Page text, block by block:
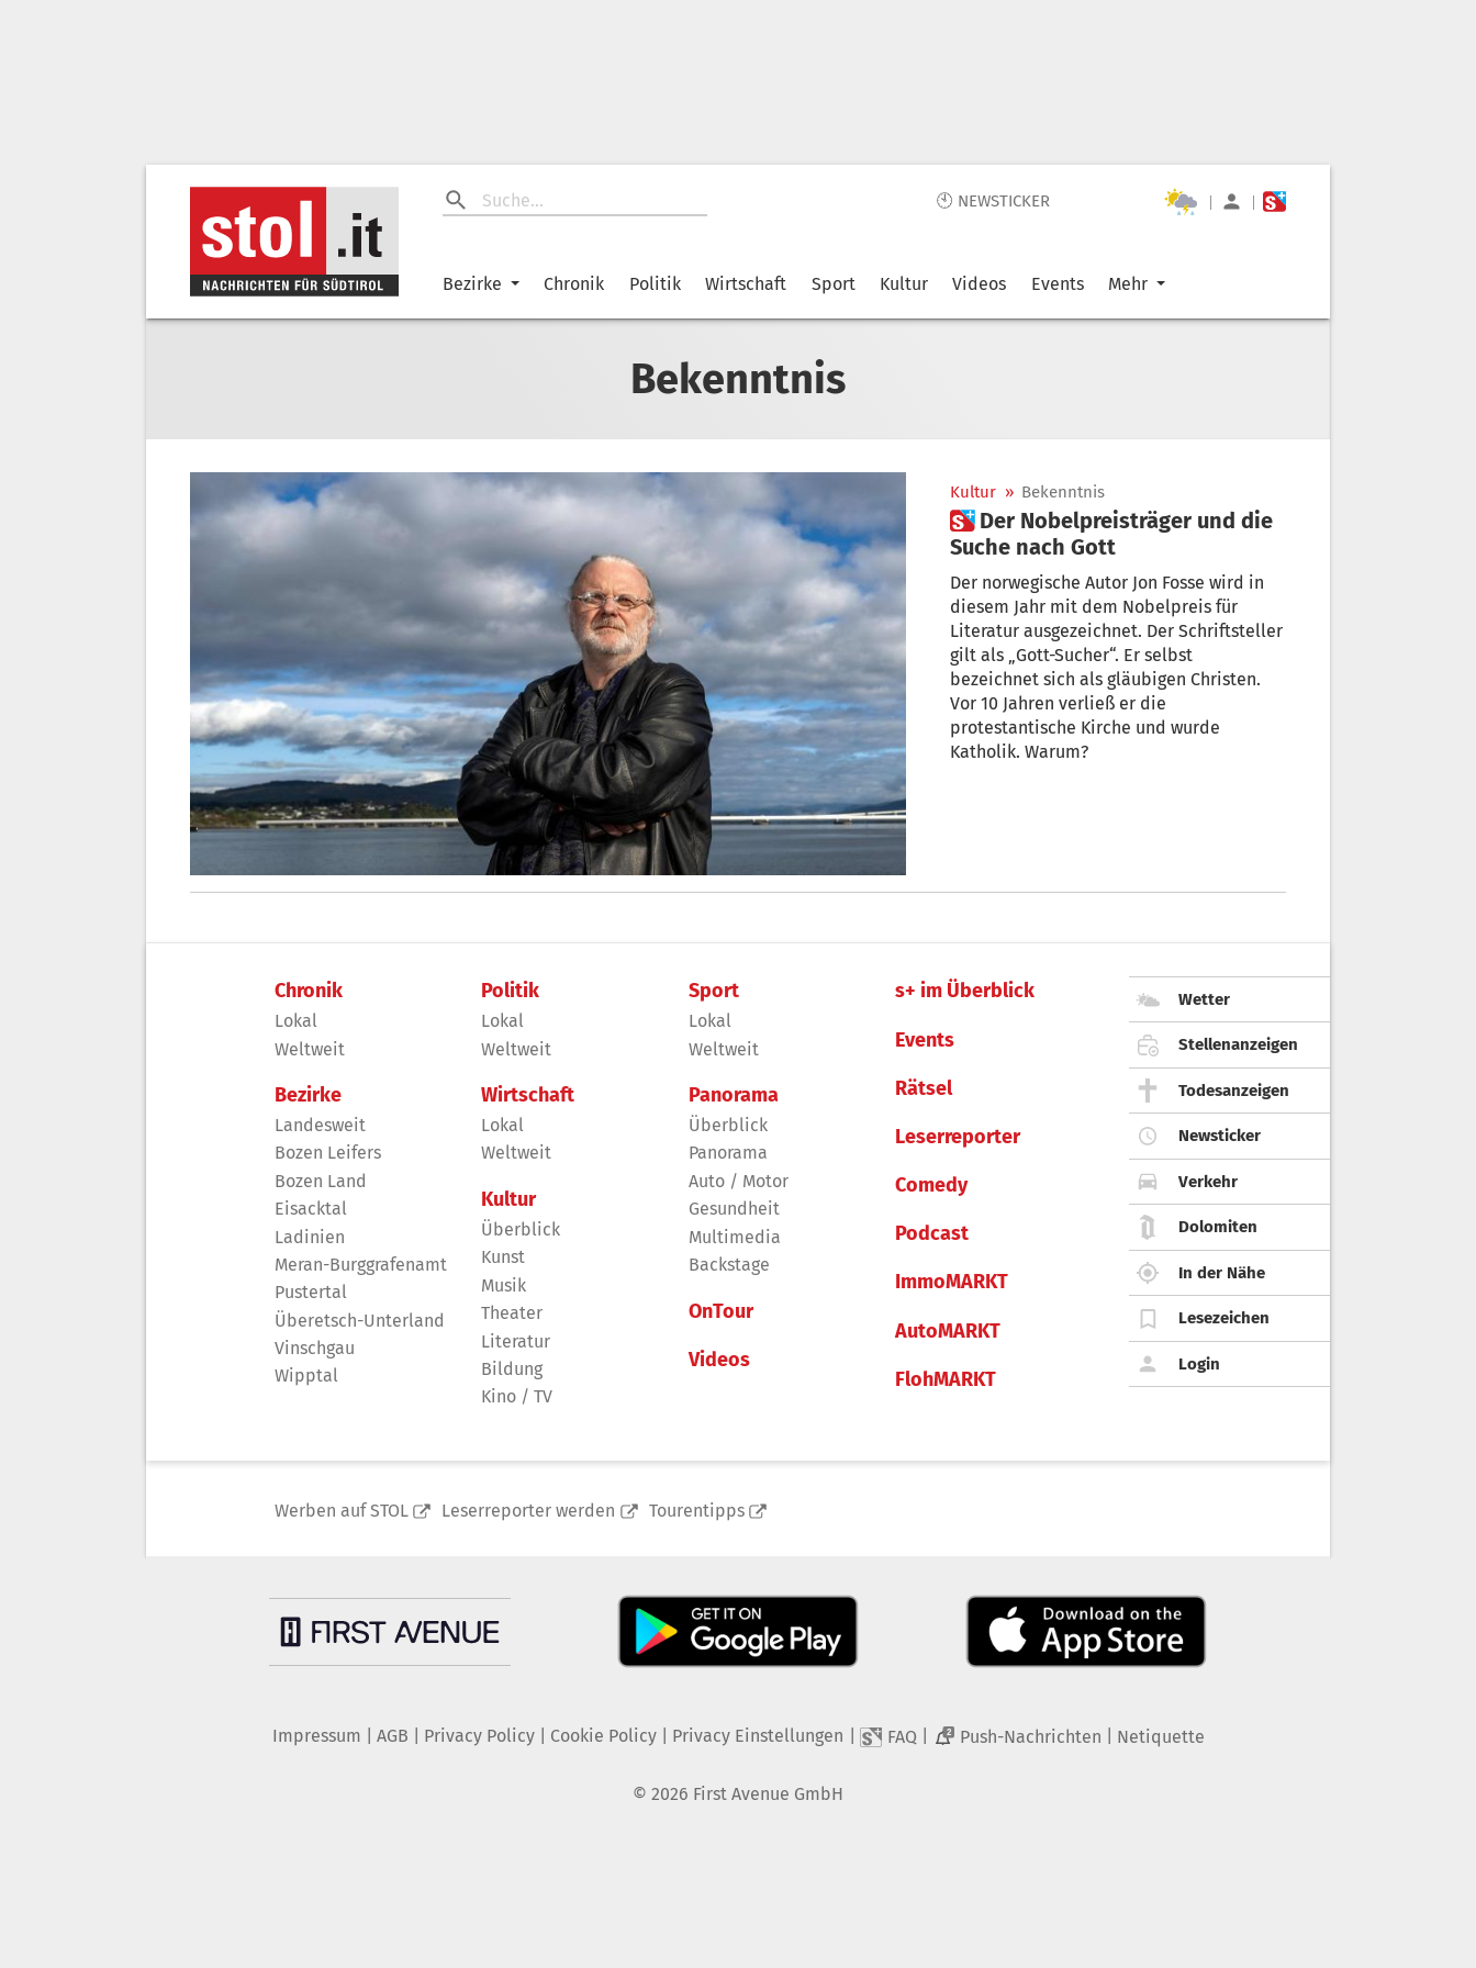
🕙 NEWSTICKER | |
Bezirke Chronik Politik Wirtschaft Sport Kultur Videos Events Mehr
Bekenntnis
Kultur » Bekenntnis
 Der Nobelpreisträger und die
Suche nach Gott
Der norwegische Autor Jon Fosse wird in
diesem Jahr mit dem Nobelpreis für
Literatur ausgezeichnet. Der Schriftsteller
gilt als „Gott-Sucher“. Er selbst
bezeichnet sich als gläubigen Christen.
Vor 10 Jahren verließ er die
protestantische Kirche und wurde
Katholik. Warum?
Chronik
Lokal
Weltweit
Bezirke
Landesweit
Bozen Leifers
Bozen Land
Eisacktal
Ladinien
Meran-Burggrafenamt
Pustertal
Überetsch-Unterland
Vinschgau
Wipptal
Politik
Lokal
Weltweit
Wirtschaft
Lokal
Weltweit
Kultur
Überblick
Kunst
Musik
Theater
Literatur
Bildung
Kino / TV
Sport
Lokal
Weltweit
Panorama
Überblick
Panorama
Auto / Motor
Gesundheit
Multimedia
Backstage
OnTour
Videos
s+ im Überblick
Events
Rätsel
Leserreporter
Comedy
Podcast
ImmoMARKT
AutoMARKT
FlohMARKT
Wetter
Stellenanzeigen
Todesanzeigen
Newsticker
Verkehr
Dolomiten
In der Nähe
Lesezeichen
Login
Werben auf STOL Leserreporter werden Tourentipps
Impressum AGB Privacy Policy| Cookie Policy| Privacy Einstellungen FAQ 2 Push-Nachrichten Netiquette
© 2026 First Avenue GmbH